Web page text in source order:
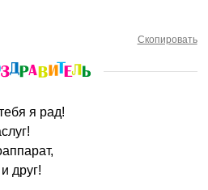
Скопировать
я рад!
друг!